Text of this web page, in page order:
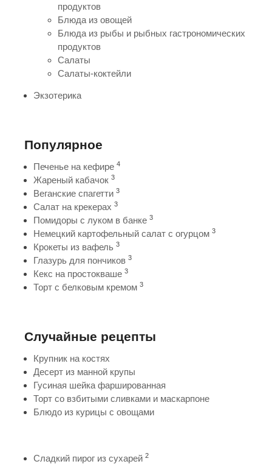
продуктов
Блюда из овощей
Блюда из рыбы и рыбных гастрономических
продуктов
Салаты
Салаты-коктейли
Экзотерика
Популярное
Печенье на кефире 4
Жареный кабачок 3
Веганские спагетти 3
Салат на крекерах 3
Помидоры с луком в банке 3
Немецкий картофельный салат с огурцом 3
Крокеты из вафель 3
Глазурь для пончиков 3
Кекс на простокваше 3
Торт с белковым кремом 3
Случайные рецепты
Крупник на костях
Десерт из манной крупы
Гусиная шейка фаршированная
Торт со взбитыми сливками и маскарпоне
Блюдо из курицы с овощами
Сладкий пирог из сухарей 2